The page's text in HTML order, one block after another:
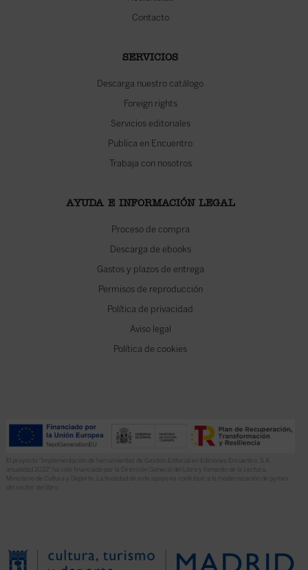
Contacto
SERVICIOS
Descarga nuestro catálogo
Foreign rights
Servicios editoriales
Publica en Encuentro
Trabaja con nosotros
AYUDA E INFORMACIÓN LEGAL
Proceso de compra
Descarga de ebooks
Gastos y plazos de entrega
Permisos de reproducción
Política de privacidad
Aviso legal
Política de cookies
El proyecto “Implementación de herramientas de Gestión Editorial en Ediciones Encuentro, S.A.
anualidad 2022” ha sido financiado por la Dirección General del Libro y Fomento de la Lectura,
Ministerio de Cultura y Deporte. La finalidad de este apoyo es contribuir a la modernización de pymes
del sector del libro.